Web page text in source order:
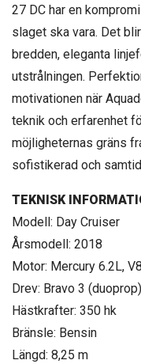
27 DC har en
slaget ska vara. Det
bredden, eleganta
utstrålningen.
motivationen när
teknik och erfarenhet
möjligheternas gräns
sofistikerad och
TEKNISK
Modell: Day Cruiser
Årsmodell: 2018
Motor: Mercury 6.2L, V8
Drev: Bravo 3 (duoprop)
Hästkrafter: 350 hk
Bränsle: Bensin
Längd: 8,25 m